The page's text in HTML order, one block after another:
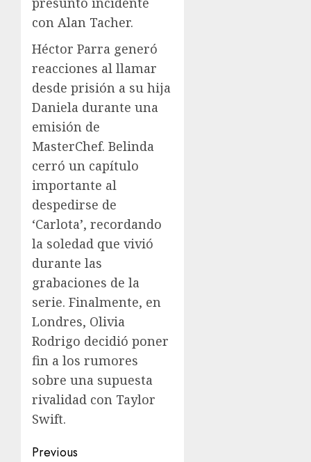
con Alan Tacher.
Héctor Parra generó
reacciones al llamar
desde prisión a su hija
Daniela durante una
emisión de
MasterChef. Belinda
cerró un capítulo
importante al
despedirse de
‘Carlota’, recordando
la soledad que vivió
durante las
grabaciones de la
serie. Finalmente, en
Londres, Olivia
Rodrigo decidió poner
fin a los rumores
sobre una supuesta
rivalidad con Taylor
Swift.
Previous